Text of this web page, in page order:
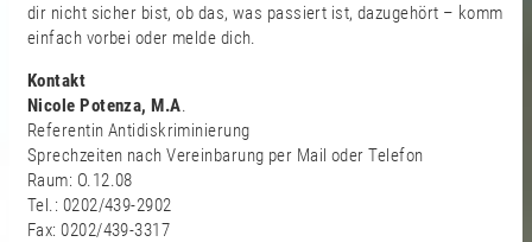
dir nicht sicher bist, ob das, was passiert ist, dazugehört – komm
einfach vorbei oder melde dich.
Kontakt
Nicole Potenza, M.A.
Referentin Antidiskriminierung
Sprechzeiten nach Vereinbarung per Mail oder Telefon
Raum: O.12.08
Tel.: 0202/439-2902
Fax: 0202/439-3317